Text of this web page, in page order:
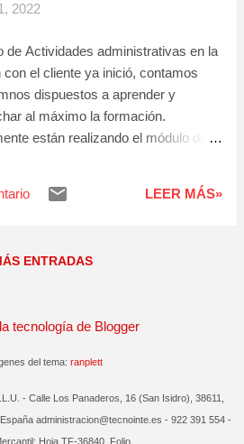
2022
de Actividades administrativas en la
con el cliente ya inició, contamos
dispuestos a aprender y
al máximo la formación.
están realizando el módulo de
comercial, a través de los
y/o resolución de
LEER MÁS»
ENTRADAS
tecnología de Blogger
del tema: ranplett
- Calle Los Panaderos, 16 (San Isidro), 38611,
administracion@tecnointe.es - 922 391 554 -
Hoja TF-36840, Folio